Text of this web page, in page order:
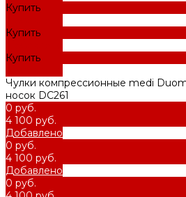
Купить
Купить
Купить
Чулки компрессионные medi
носок DC261
0 руб.
4 100 руб.
Добавлено
0 руб.
4 100 руб.
Добавлено
0 руб.